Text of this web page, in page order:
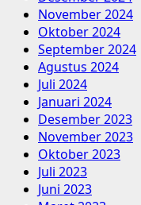
November 2024
Oktober 2024
September 2024
Agustus 2024
Juli 2024
Januari 2024
Desember 2023
November 2023
Oktober 2023
Juli 2023
Juni 2023